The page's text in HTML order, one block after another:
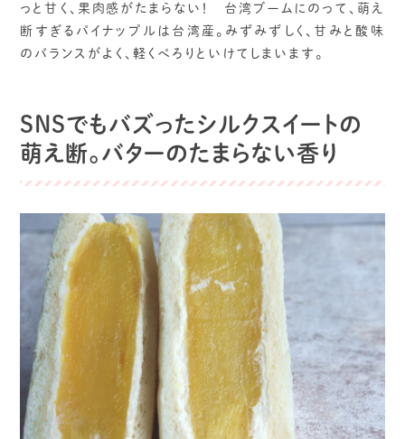
っと甘く、果肉感がたまらない！ 台湾ブームにのって、萌え
断すぎるパイナップルは台湾産。みずみずしく、甘みと酸味
のバランスがよく、軽くぺろりといけてしまいます。
SNSでもバズったシルクスイートの
萌え断。バターのたまらない香り